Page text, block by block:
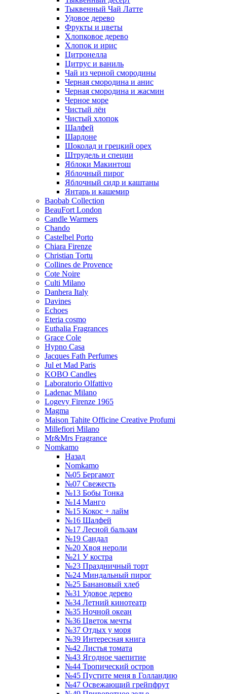
Тыквенный Чай Латте
Удовое дерево
Фрукты и цветы
Хлопковое дерево
Хлопок и ирис
Цитронелла
Цитрус и ваниль
Чай из черной смородины
Черная смородина и анис
Черная смородина и жасмин
Черное море
Чистый лён
Чистый хлопок
Шалфей
Шардоне
Шоколад и грецкий орех
Штрудель и специи
Яблоки Макинтош
Яблочный пирог
Яблочный сидр и каштаны
Янтарь и кашемир
Baobab Collection
BeauFort London
Candle Warmers
Chando
Castelbel Porto
Chiara Firenze
Christian Tortu
Collines de Provence
Cote Noire
Culti Milano
Danhera Italy
Davines
Echoes
Eteria cosmo
Euthalia Fragrances
Grace Cole
Hypno Casa
Jacques Fath Perfumes
Jul et Mad Paris
KOBO Candles
Laboratorio Olfattivo
Ladenac Milano
Logevy Firenze 1965
Magma
Maison Tahite Officine Creative Profumi
Millefiori Milano
Mr&Mrs Fragrance
Nomkamo
Назад
Nomkamo
№05 Бергамот
№07 Свежесть
№13 Бобы Тонка
№14 Манго
№15 Кокос + лайм
№16 Шалфей
№17 Лесной бальзам
№19 Сандал
№20 Хвоя нероли
№21 У костра
№23 Праздничный торт
№24 Миндальный пирог
№25 Банановый хлеб
№31 Удовое дерево
№34 Летний кинотеатр
№35 Ночной океан
№36 Цветок мечты
№37 Отдых у моря
№39 Интересная книга
№42 Листья томата
№43 Ягодное чаепитие
№44 Тропический остров
№45 Пустите меня в Голландию
№47 Освежающий грейпфрут